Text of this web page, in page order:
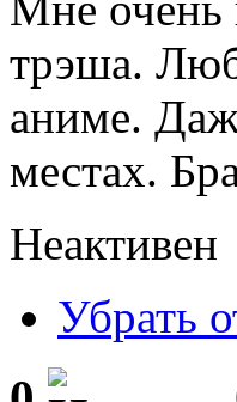
трэша.
аниме.
местах.
Неактивен
Убрать